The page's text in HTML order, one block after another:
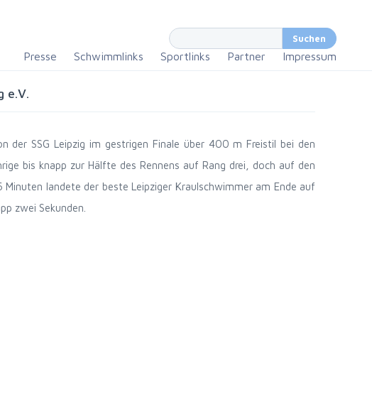
Presse Schwimmlinks Sportlinks Partner Impressum
e.V.
der SSG Leipzig im gestrigen Finale über 400 m Freistil bei den
bis knapp zur Hälfte des Rennens auf Rang drei, doch auf den
landete der beste Leipziger Kraulschwimmer am Ende auf
zwei Sekunden.